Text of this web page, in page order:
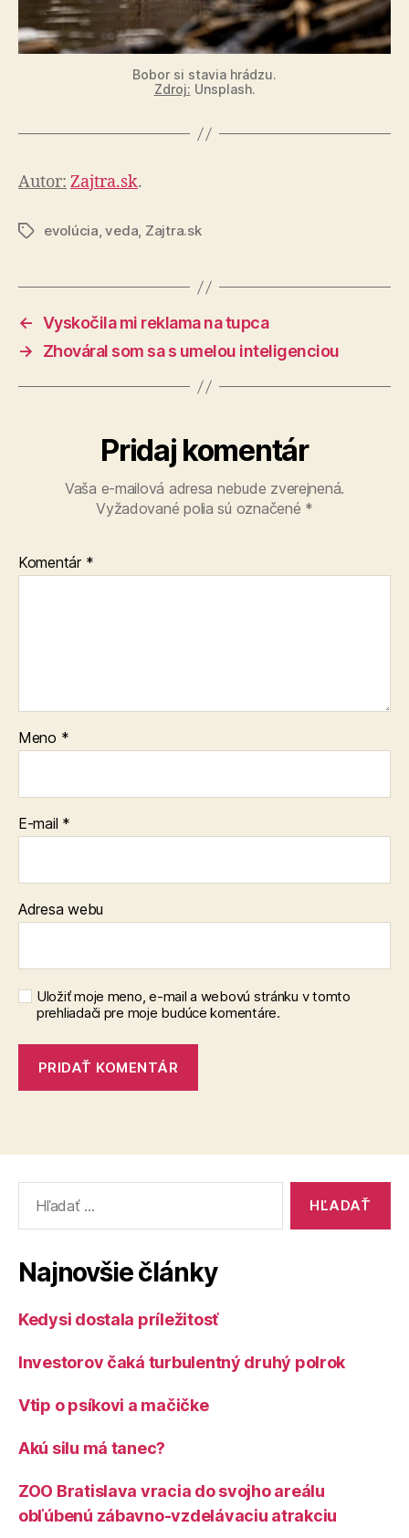
Bobor si stavia hrádzu.
Zdroj: Unsplash.
Autor: Zajtra.sk.
Značkyevolúcia,veda, Zajtra.sk
← Vyskočila mi reklama na tupca
→
Zhováral som sa s umelou inteligenciou
Pridaj komentár
Vaša e-mailová adresa nebude zverejnená.
Vyžadované polia sú označené *
Komentár *
Meno *
E-mail *
Adresa webu
Uložiť moje meno, e-mail a webovú stránku v tomto
prehliadači pre moje budúce komentáre.
Najnovšie články
Kedysi dostala príležitosť
Investorov čaká turbulentný druhý polrok
Vtip o psíkovi a mačičke
Akú silu má tanec?
ZOO Bratislava vracia do svojho areálu
obľúbenú zábavno-vzdelávaciu atrakciu